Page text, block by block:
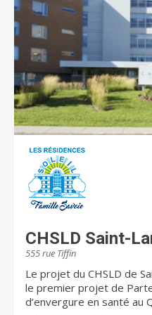
CHSLD Saint-
555 rue Tiffin
Le projet du CHSLD de
le premier projet de
d’envergure en santé au